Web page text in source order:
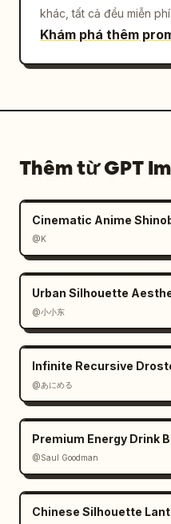
khác, tất cả đều miễn
Khám phá thêm
Thêm từ GPT
Cinematic Anime
@K
Urban Silhouette
@小小东
Infinite Recursive
@あにめる
Premium Energy Drink
@Saul Goodman
Chinese Silhouette